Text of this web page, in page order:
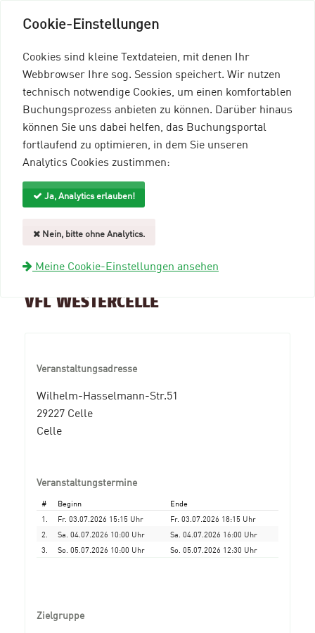
Cookie-Einstellungen
Cookies sind kleine Textdateien, mit denen Ihr
Webbrowser Ihre sog. Session speichert. Wir nutzen
technisch notwendige Cookies, um einen komfortablen
Buchungsprozess anbieten zu können. Darüber hinaus
können Sie uns dabei helfen, das Buchungsportal
fortlaufend zu optimieren, in dem Sie unseren
Analytics Cookies zustimmen:
Ja, Analytics erlauben!
Nein, bitte ohne Analytics.
Meine Cookie-Einstellungen ansehen
Menü einblenden
mein96-Profil
Anmelden
Suche und Filter
zurück zur Übersicht
VFL WESTERCELLE
Veranstaltungsadresse
Wilhelm-Hasselmann-Str.51
29227 Celle
Celle
Veranstaltungstermine
# Beginn
Ende
1.
Fr. 03.07.2026 15:15 Uhr
Fr. 03.07.2026 18:15 Uhr
2.
Sa. 04.07.2026 10:00 Uhr
Sa. 04.07.2026 16:00 Uhr
3.
So. 05.07.2026 10:00 Uhr So. 05.07.2026 12:30 Uhr
Zielgruppe